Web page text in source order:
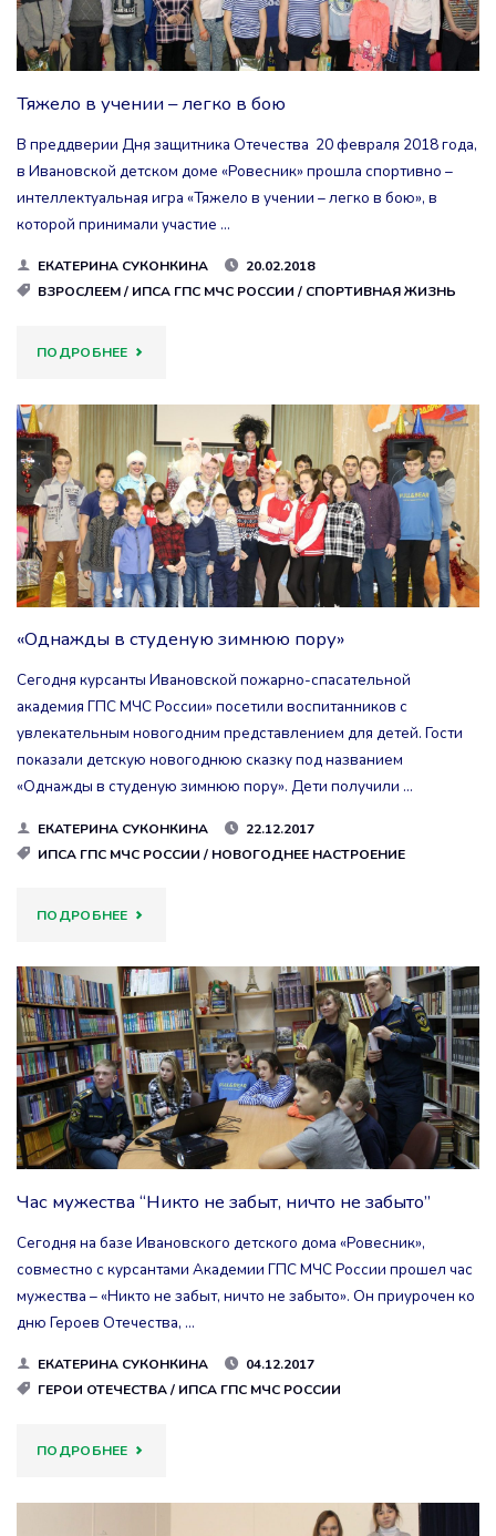
Тяжело в учении – легко в бою
В преддверии Дня защитника Отечества 20 февраля 2018 года,
в Ивановской детском доме «Ровесник» прошла спортивно –
интеллектуальная игра «Тяжело в учении – легко в бою», в
которой принимали участие …
ЕКАТЕРИНА СУКОНКИНА
20.02.2018
ВЗРОСЛЕЕМ/ ИПСА ГПС МЧС РОССИИ / СПОРТИВНАЯ ЖИЗНЬ
ПОДРОБНЕЕ"ТЯЖЕЛО
УЧЕНИИ
–
ЛЕГКО
В
«Однажды в студеную зимнюю пору»
Сегодня курсанты Ивановской пожарно-спасательной
академия ГПС МЧС России» посетили воспитанников с
увлекательным новогодним представлением для детей. Гости
показали детскую новогоднюю сказку под названием
«Однажды в студеную зимнюю пору». Дети получили …
ЕКАТЕРИНА СУКОНКИНА
22.12.2017
ИПСА ГПС МЧС РОССИИ / НОВОГОДНЕЕ НАСТРОЕНИЕ
ПОДРОБНЕЕ"«ОДНАЖДЫ
СТУДЕНУЮ
ЗИМНЮЮ
ПОРУ»"
Час мужества “Никто не забыт, ничто не забыто”
Сегодня на базе Ивановского детского дома «Ровесник»,
совместно с курсантами Академии ГПС МЧС России прошел час
мужества – «Никто не забыт, ничто не забыто». Он приурочен ко
дню Героев Отечества, …
ЕКАТЕРИНА СУКОНКИНА
04.12.2017
ГЕРОИ ОТЕЧЕСТВА/ ИПСА ГПС МЧС РОССИИ
ПОДРОБНЕЕ"ЧАС